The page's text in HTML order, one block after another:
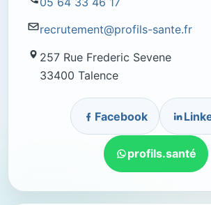
recrutement@profils-sante.fr
257 Rue Frederic Sevene
33400 Talence
Facebook
profils.santé